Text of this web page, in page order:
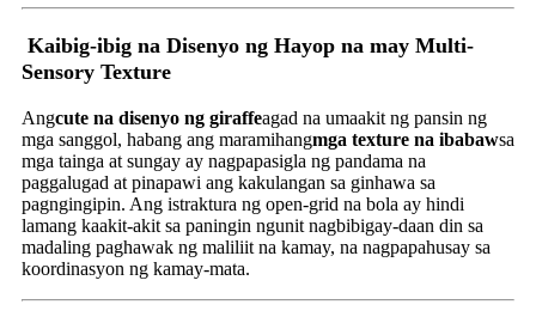
Kaibig-ibig na Disenyo ng Hayop na may Multi-
Sensory Texture
Angcute na disenyo ng giraffeagad na umaakit ng pansin ng
mga sanggol, habang ang maramihangmga texture na ibabawsa
mga tainga at sungay ay nagpapasigla ng pandama na
paggalugad at pinapawi ang kakulangan sa ginhawa sa
pagngingipin. Ang istraktura ng open-grid na bola ay hindi
lamang kaakit-akit sa paningin ngunit nagbibigay-daan din sa
madaling paghawak ng maliliit na kamay, na nagpapahusay sa
koordinasyon ng kamay-mata.